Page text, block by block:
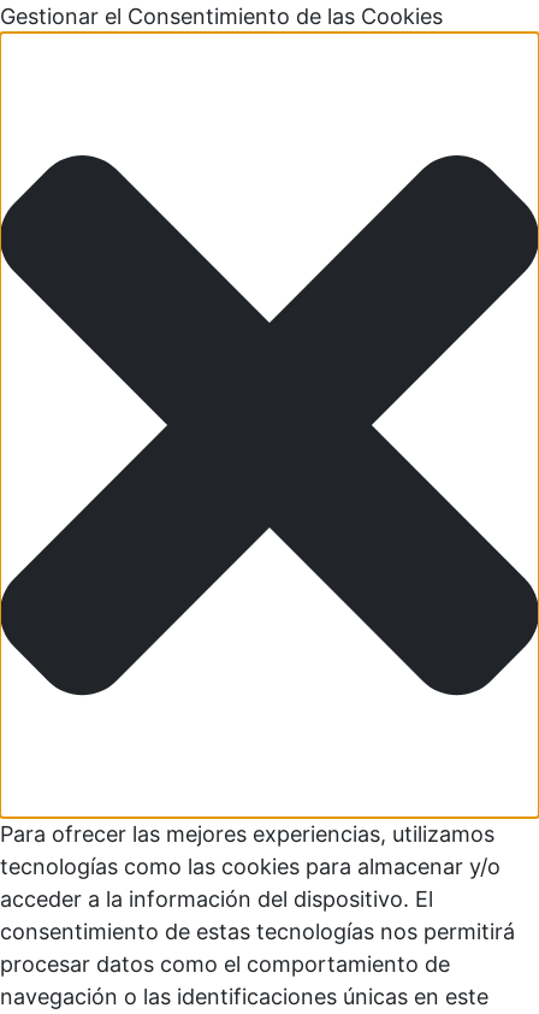
Gestionar el Consentimiento de las Cookies
Para ofrecer las mejores experiencias, utilizamos
tecnologías como las cookies para almacenar y/o
acceder a la información del dispositivo. El
consentimiento de estas tecnologías nos permitirá
procesar datos como el comportamiento de
navegación o las identificaciones únicas en este